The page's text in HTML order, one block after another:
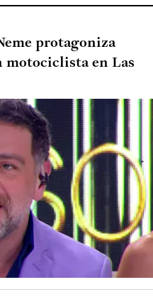
protagoniza
motociclista en Las